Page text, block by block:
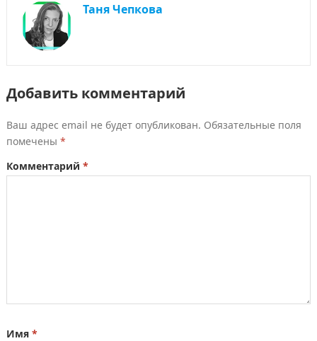
Таня Чепкова
Добавить комментарий
Ваш адрес email не будет опубликован. Обязательные поля
помечены *
Комментарий *
Имя *